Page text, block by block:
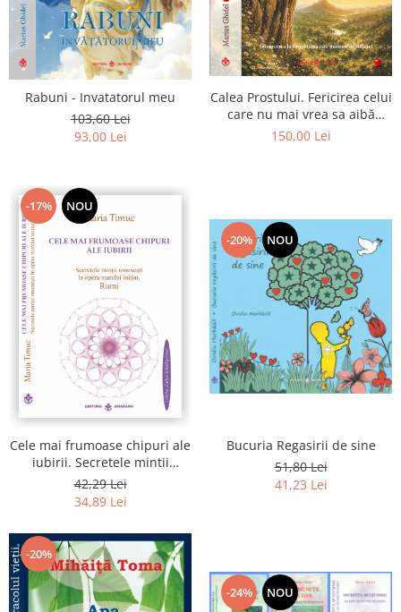
Rabuni - Invatatorul meu
103,60 Lei
93,00 Lei
Calea Prostului. Fericirea celui
care nu mai vrea sa aibă
dreptate - Intoarcerea la
150,00 Lei
-17% NOU
Cele mai frumoase chipuri ale
iubirii. Secretele mintii
omenesti in opera marelui
initiat, Rumi
42,29 Lei
34,89 Lei
-20% NOU
Bucuria Regasirii de sine
51,80 Lei
41,23 Lei
-20%
-24% NOU